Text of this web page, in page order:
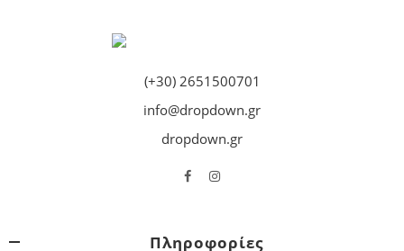
(+30) 2651500701
info@dropdown.gr
dropdown.gr
Πληροφορίες